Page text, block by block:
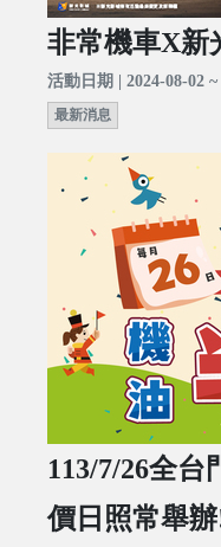
非常機車X新
活動日期 | 2024-08-02 ~
最新消息
113/7/26全
價日照常舉